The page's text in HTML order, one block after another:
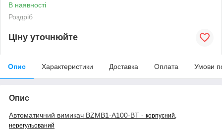
В наявності
Роздріб
Ціну уточнюйте
Опис Характеристики Доставка Оплата Умови
Опис
Автоматичний вимикач BZMB1-A100-BT - корпусний,
нерегульований